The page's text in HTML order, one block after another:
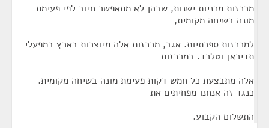
מרכזות מכניות ישנות, שבהן לא מתאפשר חיוב לפי פעימת
מונה בשיחה מקומית,
למרכזות ספרתיות. אגב, מרכזות אלה מיוצרות בארץ במפעלי
תדיראן וטלרד. במרכזות
אלה מתבצעת כל חמש דקות פעימת מונה בשיחה מקומית.
כנגד זה אנחנו מפחיתים את
התשלום הקבוע.